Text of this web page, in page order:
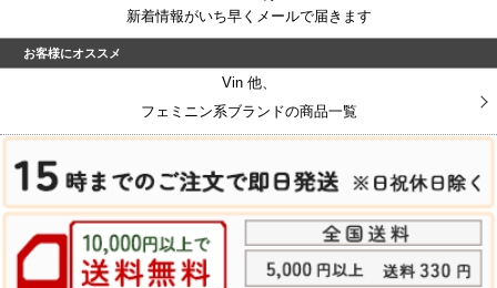
新着情報がいち早くメールで届きます
お客様にオススメ
Vin 他、
フェミニン系ブランドの商品一覧